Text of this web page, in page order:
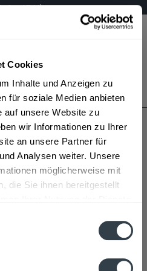
Cookies
Inhalte und Anzeigen zu
für soziale Medien anbieten
auf unsere Website zu
wir Informationen zu Ihrer
an unsere Partner für
Analysen weiter. Unsere
möglicherweise mit
die Sie ihnen bereitgestellt
9 – 17 Uhr
Bestellung widerrufen
Es gilt unsere Datenschutzerklärung
folgenden Regionen,
Gebieten geliefert